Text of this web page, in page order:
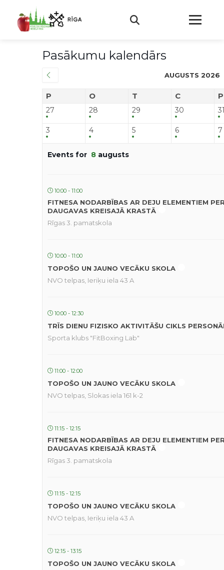
Pasākumu kalendārs
AUGUSTS 2026
P O T C
27 28 29 30
3 4 5 6 7
Events for 8 augusts
10:00 - 11:00
FITNESA NODARBĪBAS AR DEJU ELEMENTIEM
DAUGAVAS KREISAJĀ KRASTĀ
Rīgas 3. pamatskola
10:00 - 11:00
TOPOŠO UN JAUNO VECĀKU SKOLA
NVO telpas, Ieriķu iela 43 A
10:00 - 12:30
TRĪS DIENU FIZISKO AKTIVITĀŠU CIKLS
Sporta klubs "FitBoxing Lab"
11:00 - 12:00
TOPOŠO UN JAUNO VECĀKU SKOLA
NVO telpas, Slokas iela 161 k-2
11:15 - 12:15
FITNESA NODARBĪBAS AR DEJU ELEMENTIEM
DAUGAVAS KREISAJĀ KRASTĀ
Rīgas 3. pamatskola
11:15 - 12:15
TOPOŠO UN JAUNO VECĀKU SKOLA
NVO telpas, Ieriķu iela 43 A
12:15 - 13:15
TOPOŠO UN JAUNO VECĀKU SKOLA